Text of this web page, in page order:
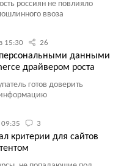
россиян не повлияло
ввоза
15:30 26
персональными данными
драйвером роста
готов доверить
информацию
3
критерии для сайтов